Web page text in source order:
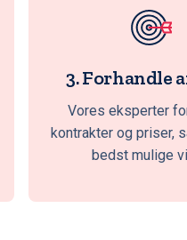
3. Forhandle
Vores eksperter
kontrakter og priser,
bedst mulige